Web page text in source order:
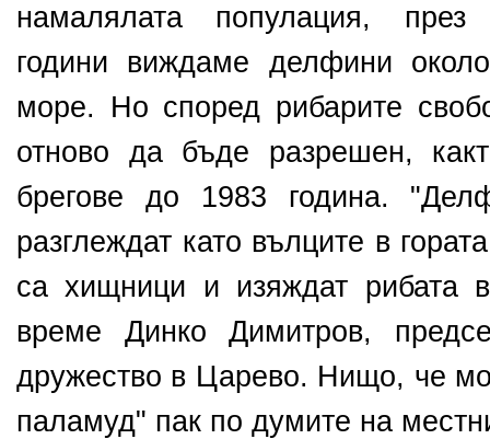
намалялата популация, през
години виждаме делфини
море. Но според рибарите
отново да бъде разрешен,
брегове до 1983 година.
разглеждат като вълците в
са хищници и изяждат рибата
време Динко Димитров,
дружество в Царево. Нищо, че
паламуд" пак по думите на